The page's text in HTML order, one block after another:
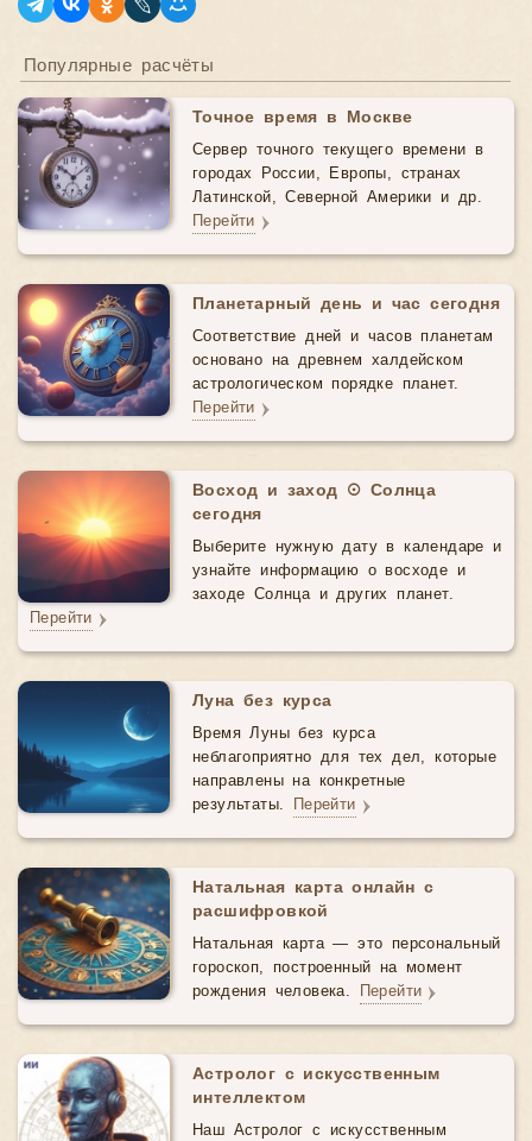
Популярные расчёты
Точное время в Москве
Сервер точного текущего времени в
городах России, Европы, странах
Латинской, Северной Америки и др.
Перейти
Планетарный день и час сегодня
Соответствие дней и часов планетам
основано на древнем халдейском
астрологическом порядке планет.
Перейти
Восход и заход ☉ Солнца
сегодня
Выберите нужную дату в календаре и
узнайте информацию о восходе и
заходе Солнца и других планет.
Перейти
Луна без курса
Время Луны без курса
неблагоприятно для тех дел, которые
направлены на конкретные
результаты. Перейти
Натальная карта онлайн с
расшифровкой
Натальная карта — это персональный
гороскоп, построенный на момент
рождения человека. Перейти
Астролог с искусственным
интеллектом
Наш Астролог с искусственным